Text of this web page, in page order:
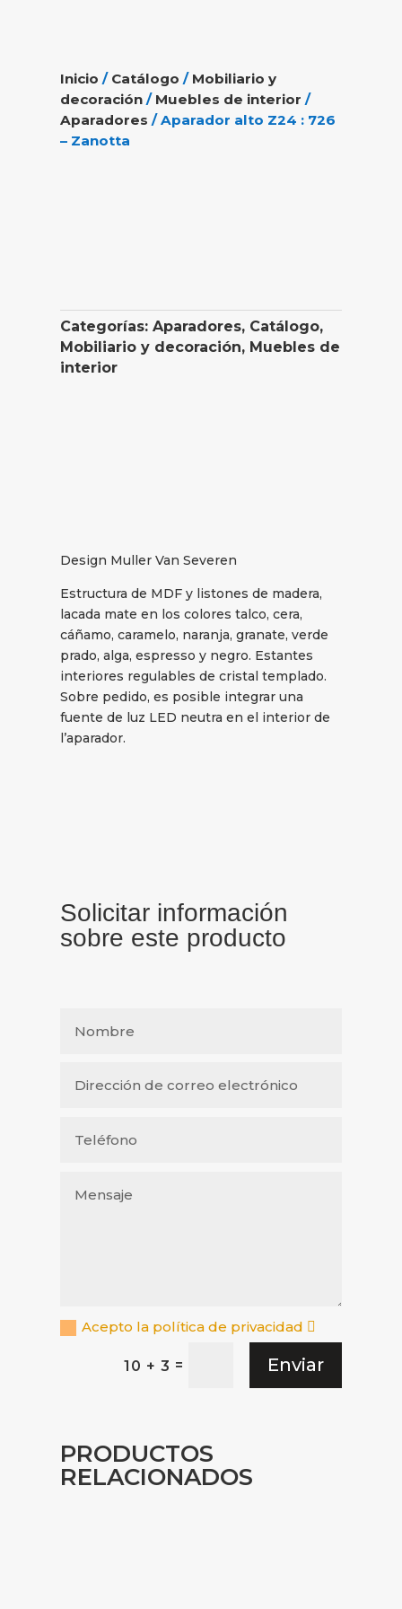
Inicio / Catálogo / Mobiliario y
decoración / Muebles de interior /
Aparadores / Aparador alto Z24 : 726
– Zanotta
Categorías:Aparadores, Catálogo,
Mobiliario y decoración, Muebles de
interior
Design Muller Van Severen
Estructura de MDF y listones de madera,
lacada mate en los colores talco, cera,
cáñamo, caramelo, naranja, granate, verde
prado, alga, espresso y negro. Estantes
interiores regulables de cristal templado.
Sobre pedido, es posible integrar una
fuente de luz LED neutra en el interior de
l’aparador.
Solicitar información
sobre este producto
Acepto la política de privacidad
10 + 3 = Enviar
PRODUCTOS
RELACIONADOS